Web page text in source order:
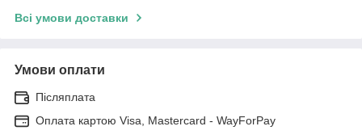
Всі умови доставки
Умови оплати
Післяплата
Оплата картою Visa, Mastercard - WayForPay